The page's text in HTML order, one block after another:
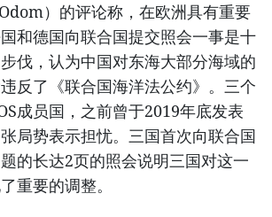
）的评论称，在欧洲具有重要
和德国向联合国提交照会一事是十
伐，认为中国对东海大部分海域的
反了《联合国海洋法公约》。三个
成员国，之前曾于2019年底发表
局势表示担忧。三国首次向联合国
的长达2页的照会说明三国对这一
重要的调整。